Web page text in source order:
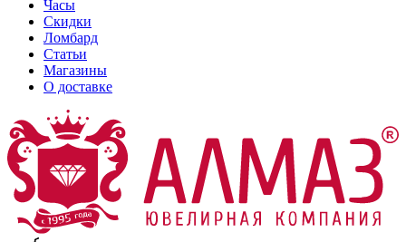
Часы
Скидки
Ломбард
Статьи
Магазины
О доставке